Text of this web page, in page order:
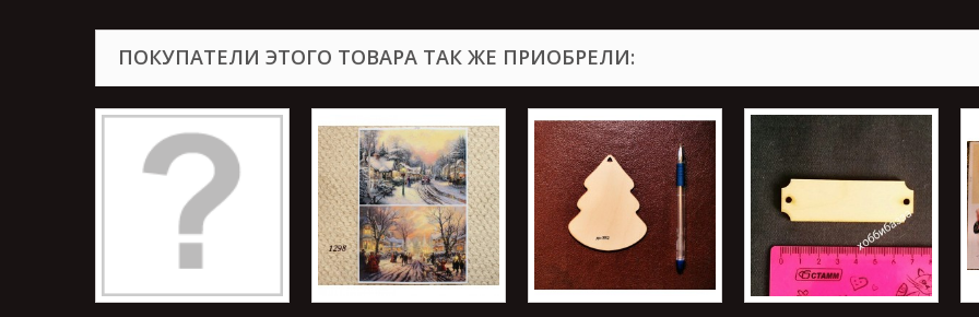
ПОКУПАТЕЛИ ЭТОГО ТОВАРА ТАК ЖЕ ПРИОБРЕЛИ: